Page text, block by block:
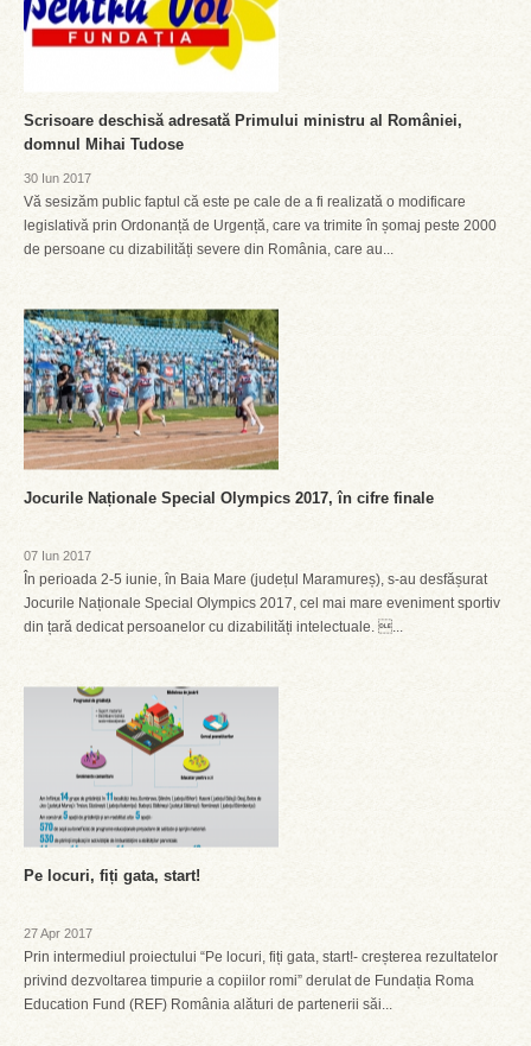
Scrisoare deschisă adresată Primului ministru al României,
domnul Mihai Tudose
30 Iun 2017
Vă sesizăm public faptul că este pe cale de a fi realizată o modificare
legislativă prin Ordonanță de Urgență, care va trimite în șomaj peste 2000
de persoane cu dizabilități severe din România, care au...
Jocurile Naționale Special Olympics 2017, în cifre finale
07 Iun 2017
În perioada 2-5 iunie, în Baia Mare (județul Maramureș), s-au desfășurat
Jocurile Naționale Special Olympics 2017, cel mai mare eveniment sportiv
din țară dedicat persoanelor cu dizabilități intelectuale. ...
Pe locuri, fiți gata, start!
27 Apr 2017
Prin intermediul proiectului “Pe locuri, fiți gata, start!- creșterea rezultatelor
privind dezvoltarea timpurie a copiilor romi” derulat de Fundația Roma
Education Fund (REF) România alături de partenerii săi...